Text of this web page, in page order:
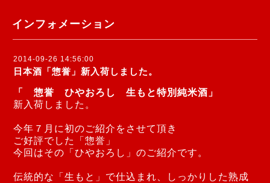
インフォメーション
2014-09-26 14:56:00
日本酒「惣誉」新入荷しました。
「 惣誉 ひやおろし 生もと特別純米酒」
新入荷しました。
今年７月に初のご紹介をさせて頂き
ご好評でした「惣誉」
今回はその「ひやおろし」のご紹介です。
伝統的な「生もと」で仕込まれ、しっかりした熟成